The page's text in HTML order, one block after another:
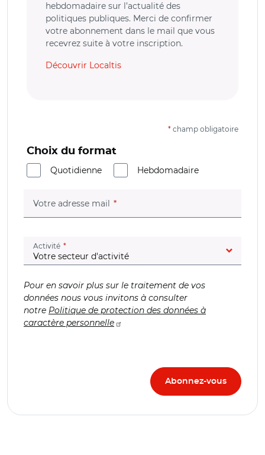
hebdomadaire sur l’actualité des
politiques publiques. Merci de confirmer
votre abonnement dans le mail que vous
recevrez suite à votre inscription.
Découvrir Localtis
* champ obligatoire
Choix du format
Quotidienne
Hebdomadaire
Votre adresse mail (champ obligatoire)
Activité (champ obligatoire)
Pour en savoir plus sur le traitement de vos
données nous vous invitons à consulter
notre Politique de protection des données à
caractère personnelle